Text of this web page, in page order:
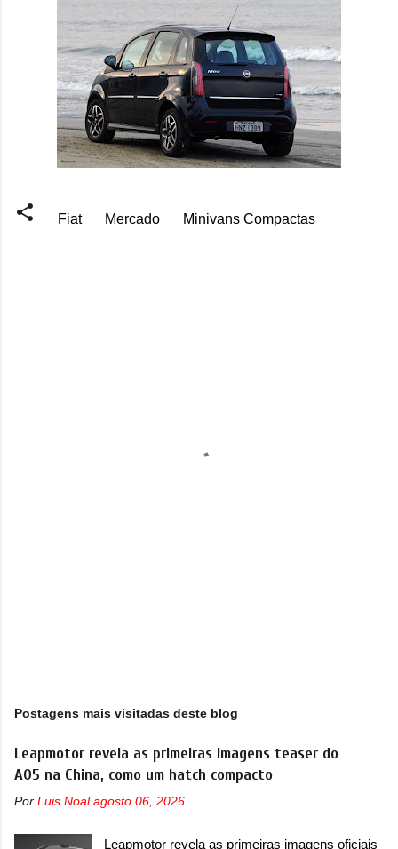
Fiat Mercado Minivans Compactas
Postagens mais visitadas deste blog
Leapmotor revela as primeiras imagens teaser do
A05 na China, como um hatch compacto
Por Luis Noal agosto 06, 2026
Leapmotor revela as primeiras imagens oficiais